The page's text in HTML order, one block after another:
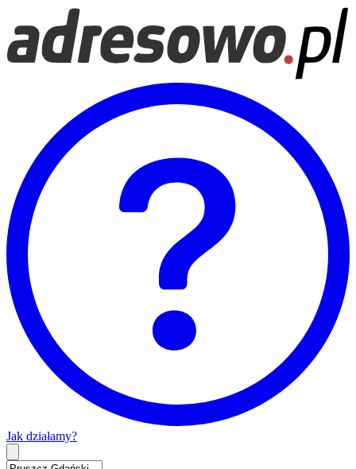
Jak działamy?